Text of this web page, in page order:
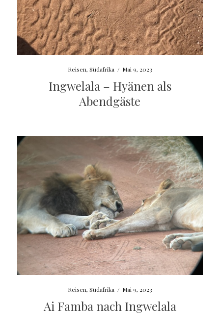
Reisen, Südafrika / Mai 9, 2023
Ingwelala – Hyänen als
Abendgäste
Reisen, Südafrika / Mai 9, 2023
Ai Famba nach Ingwelala